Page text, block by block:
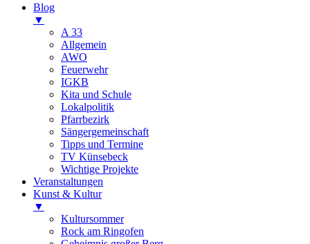
Blog
▼
A 33
Allgemein
AWO
Feuerwehr
IGKB
Kita und Schule
Lokalpolitik
Pfarrbezirk
Sängergemeinschaft
Tipps und Termine
TV Künsebeck
Wichtige Projekte
Veranstaltungen
Kunst & Kultur
▼
Kultursommer
Rock am Ringofen